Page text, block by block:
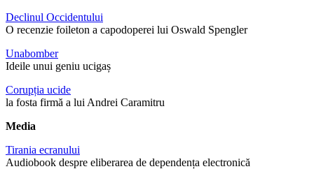
Declinul Occidentului
O recenzie foileton a capodoperei lui Oswald Spengler
Unabomber
Ideile unui geniu ucigaș
Corupția ucide
la fosta firmă a lui Andrei Caramitru
Media
Tirania ecranului
Audiobook despre eliberarea de dependența electronică